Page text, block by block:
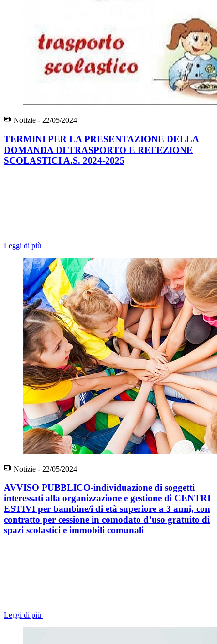
Notizie - 22/05/2024
TERMINI PER LA PRESENTAZIONE DELLA
DOMANDA DI TRASPORTO E REFEZIONE
SCOLASTICI A.S. 2024-2025
Leggi di più
Notizie - 22/05/2024
AVVISO PUBBLICO-individuazione di soggetti
interessati alla organizzazione e gestione di CENTRI
ESTIVI per bambine/i di età superiore a 3 anni, con
contratto per cessione in comodato d’uso gratuito di
spazi scolastici e immobili comunali
Leggi di più